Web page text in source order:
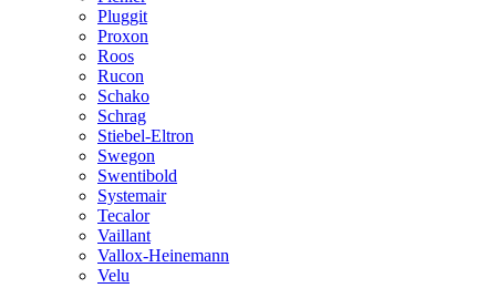
Pluggit
Proxon
Roos
Rucon
Schako
Schrag
Stiebel-Eltron
Swegon
Swentibold
Systemair
Tecalor
Vaillant
Vallox-Heinemann
Velu